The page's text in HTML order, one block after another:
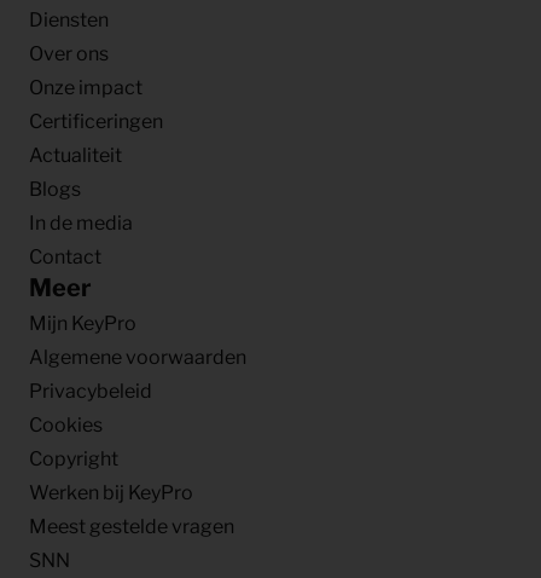
Diensten
Over ons
Onze impact
Certificeringen
Actualiteit
Blogs
In de media
Contact
Meer
Mijn KeyPro
Algemene voorwaarden
Privacybeleid
Cookies
Copyright
Werken bij KeyPro
Meest gestelde vragen
SNN